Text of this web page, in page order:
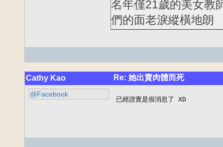
名年僅21歲的美女教
們的面老淚縱橫地朗
Cathy Kao Re: 她出賣肉體而死
@Facebook
已經證實是假消息了 XD